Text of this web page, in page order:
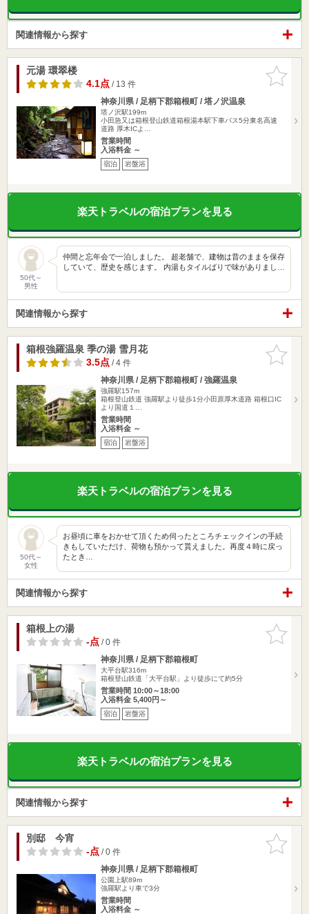
関連情報から探す
お気に入
りに追加
元湯 環翠楼
4.1点/ 13 件
神奈川県 / 足柄下郡箱根町 / 塔ノ沢温泉
塔ノ沢駅199m
小田急又は箱根登山鉄道箱根湯本駅下車バス5分東名高速
道路 厚木ICよ…
営業時間
入浴料金 ～
宿泊 岩盤浴
楽天トラベルの宿泊プランを見る
50代～
男性
仲間と忘年会で一泊しました。 超老舗で、建物は昔のままを保存
していて、歴史を感じます。 内湯もタイルばりで味がありまし…
関連情報から探す
お気に入
りに追加
箱根強羅温泉 季の湯 雪月花
3.5点/ 4 件
神奈川県 / 足柄下郡箱根町 / 強羅温泉
強羅駅157m
箱根登山鉄道 強羅駅より徒歩1分小田原厚木道路 箱根口IC
より国道１…
営業時間
入浴料金 ～
宿泊 岩盤浴
楽天トラベルの宿泊プランを見る
50代～
女性
お昼頃に車をおかせて頂くため伺ったところチェックインの手続
きもしていただけ、荷物も預かって貰えました。再度４時に戻っ
たとき…
関連情報から探す
お気に入
りに追加
箱根上の湯
-点/ 0 件
神奈川県 / 足柄下郡箱根町
大平台駅316m
箱根登山鉄道「大平台駅」より徒歩にて約5分
営業時間 10:00～18:00
入浴料金 5,400円～
宿泊 岩盤浴
楽天トラベルの宿泊プランを見る
関連情報から探す
お気に入
りに追加
別邸 今宵
-点/ 0 件
神奈川県 / 足柄下郡箱根町
公園上駅89m
強羅駅より車で3分
営業時間
入浴料金 ～